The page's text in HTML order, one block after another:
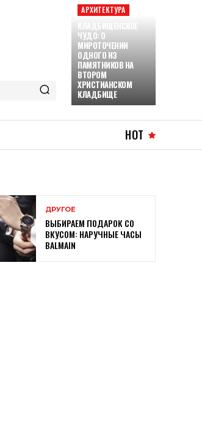
АРХИТЕКТУРА
КЛАДБИЩЕНСКОЕ
ЧУДО: О
МИРОТОЧЕНИИ
ОДНОГО ИЗ
ПАМЯТНИКОВ НА
ВТОРОМ
ХРИСТИАНСКОМ
КЛАДБИЩЕ
HOT
ДРУГОЕ
ВЫБИРАЕМ ПОДАРОК СО
ВКУСОМ: НАРУЧНЫЕ ЧАСЫ
BALMAIN